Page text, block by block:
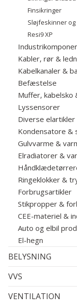
Finsikringer
Sløjfeskinner
Resi9 XP
Kabler, rør &
Kabelkanaler &
Befæstelse
Muffer, kabelsko
Lyssensorer
Diverse elartikler
Kondensatore &
Gulvvarme &
Elradiatorer &
Ringeklokker &
Forbrugsartikler
Stikpropper &
CEE-materiel &
Auto og elbil
El-hegn
BELYSNING
VVS
VENTILATION